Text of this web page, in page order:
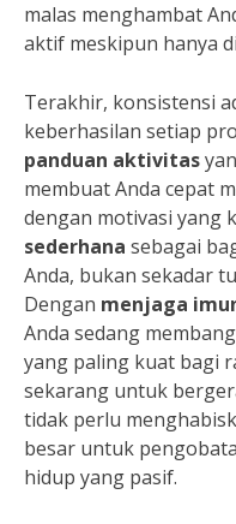
malas menghambat
aktif meskipun hanya
Terakhir, konsistensi
keberhasilan setiap
panduan aktivitas
membuat Anda cepat
dengan motivasi yang
sederhana sebagai
Anda, bukan sekadar
Dengan menjaga
Anda sedang
yang paling kuat bagi
sekarang untuk
tidak perlu
besar untuk
hidup yang pasif.